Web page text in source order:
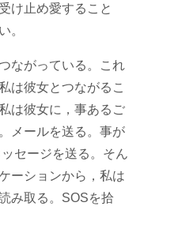
け止め愛すること
。
ながっている。これ
は彼女とつながるこ
は彼女に，事あるご
メールを送る。事が
セージを送る。そん
ーションから，私は
み取る。SOSを拾